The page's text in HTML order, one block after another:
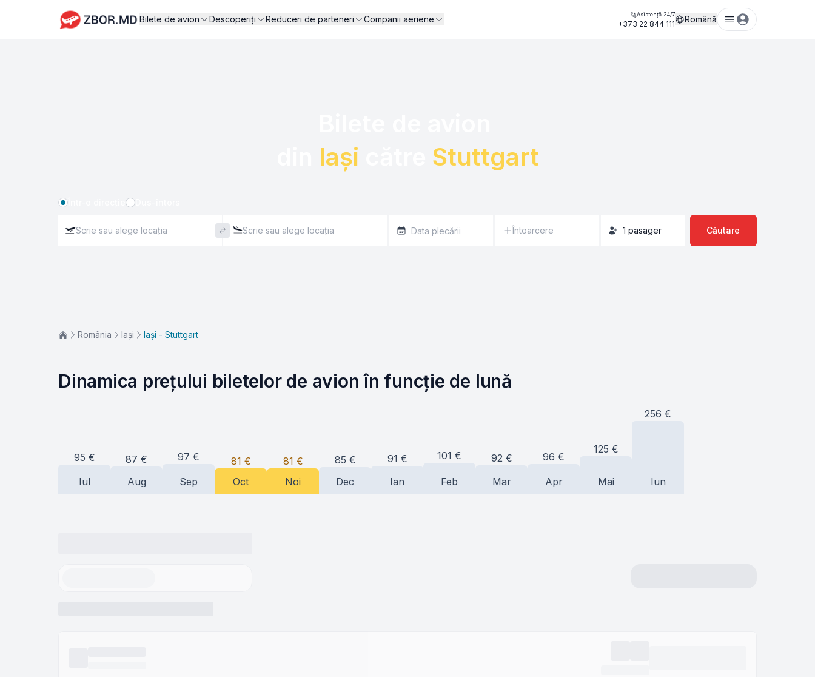
Bilete de avion Descoperiți Reduceri de parteneri Companii aeriene Asistență 24/7
+373 22 844 111 Română
Iași Stuttgart
Întoarcere 1 pasager Căutare
România Iași Iași - Stuttgart
Dinamica prețului biletelor de avion în funcție de lună
95 €
Iul
87 €
Aug
97 €
Sep
81 €
Oct
81 €
Noi
85 €
Dec
91 €
Ian
101 €
Feb
92 €
Mar
96 €
Apr
125 €
Mai
256 €
Iun